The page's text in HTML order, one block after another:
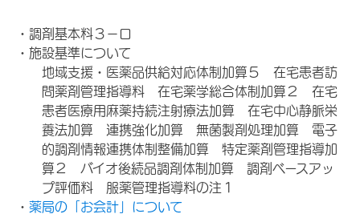
・調剤基本料３－ロ
・施設基準について
地域支援・医薬品供給対応体制加算５ 在宅患者訪
問薬剤管理指導料 在宅薬学総合体制加算２ 在宅
患者医療用麻薬持続注射療法加算 在宅中心静脈栄
養法加算 連携強化加算 無菌製剤処理加算 電子
的調剤情報連携体制整備加算 特定薬剤管理指導加
算２ バイオ後続品調剤体制加算 調剤ベースアッ
プ評価料 服薬管理指導料の注１
・ 薬局の「お会計」について